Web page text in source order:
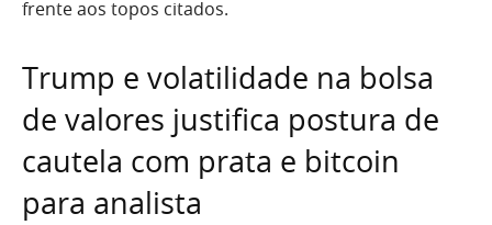
frente aos topos citados.
Trump e volatilidade na bolsa
de valores justifica postura de
cautela com prata e bitcoin
para analista